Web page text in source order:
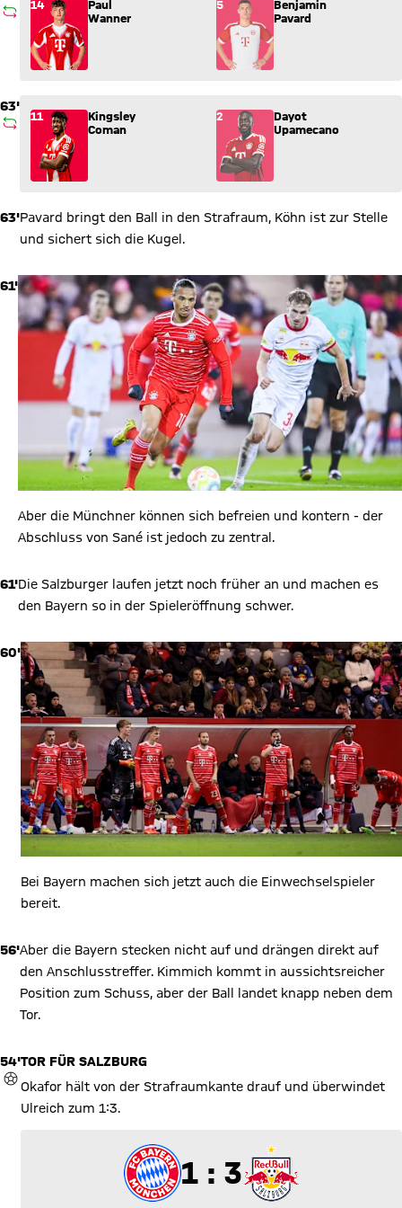
AUSWECHSLUNG
Wechsel: Paul Wanner (14) kommt für Benjamin Pavard (5)
14
Paul
Wanner
5
Benjamin
Pavard
63'
AUSWECHSLUNG
Wechsel: Kingsley Coman (11) kommt für Dayot Upamecano
11
Kingsley
Coman
2
Dayot
Upamecano
63'Pavard bringt den Ball in den Strafraum, Köhn ist zur Stelle
und sichert sich die Kugel.
61'
Aber die Münchner können sich befreien und kontern - der
Abschluss von Sané ist jedoch zu zentral.
61'Die Salzburger laufen jetzt noch früher an und machen es
den Bayern so in der Spieleröffnung schwer.
60'
Bei Bayern machen sich jetzt auch die Einwechselspieler
bereit.
56'Aber die Bayern stecken nicht auf und drängen direkt auf
den Anschlusstreffer. Kimmich kommt in aussichtsreicher
Position zum Schuss, aber der Ball landet knapp neben dem
Tor.
54'
TOR
TOR FÜR SALZBURG
Okafor hält von der Strafraumkante drauf und überwindet
Ulreich zum 1:3.
1 zu 3
1 : 3